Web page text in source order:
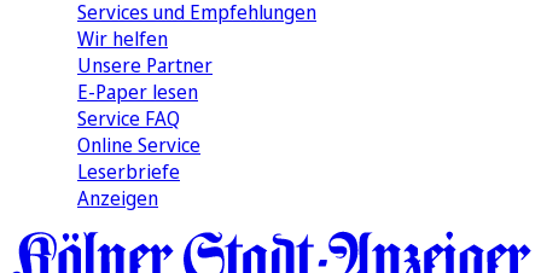
Services und Empfehlungen
Wir helfen
Unsere Partner
E-Paper lesen
Service FAQ
Online Service
Leserbriefe
Anzeigen